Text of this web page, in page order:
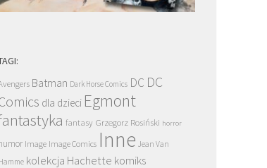
Batman Dark Horse Comics DC DC
dla dzieci Egmont
fantasy Grzegorz Rosiński horror
Image Image Comics Inne Jean Van
kolekcja Hachette komiks